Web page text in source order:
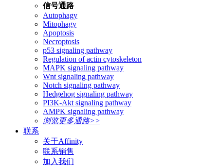
信号通路
Autophagy
Mitophagy
Apoptosis
Necroptosis
p53 signaling pathway
Regulation of actin cytoskeleton
MAPK signaling pathway
Wnt signaling pathway
Notch signaling pathway
Hedgehog signaling pathway
PI3K-Akt signaling pathway
AMPK signaling pathway
浏览更多通路>>
联系
关于Affinity
联系销售
加入我们